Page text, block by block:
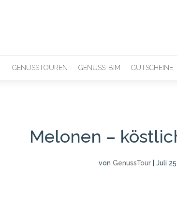
GENUSSTOUREN GENUSS-BIM GUTSCHEINE
Melonen –
von GenussTour Juli